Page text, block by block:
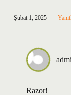
Şubat 1, 2025
Razor!